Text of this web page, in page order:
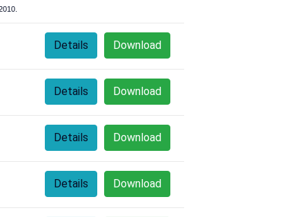
Download
Details
Download
Details
Download
Details
Download
Details